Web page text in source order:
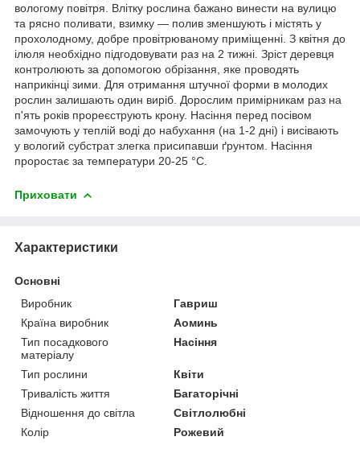
вологому повітря. Влітку рослина бажано винести на вулицю
та рясно поливати, взимку — полив зменшують і містять у
прохолодному, добре провітрюваному приміщенні. З квітня до
ілюля необхідно підгодовувати раз на 2 тижні. Зріст деревця
контролюють за допомогою обрізання, яке проводять
наприкінці зими. Для отримання штучної форми в молодих
рослин залишають один виріб. Дорослим примірникам раз на
п'ять років прореєструють крону. Насіння перед посівом
замочують у теплій воді до набухання (на 1-2 дні) і висівають
у вологий субстрат злегка присипавши ґрунтом. Насіння
проростає за температури 20-25 °C.
Приховати
Характеристики
Основні
Виробник
Гавриш
Країна виробник
Аоминь
Тип посадкового
матеріалу
Насіння
Тип рослини
Квіти
Тривалість життя
Багаторічні
Відношення до світла
Світлолюбні
Колір
Рожевий